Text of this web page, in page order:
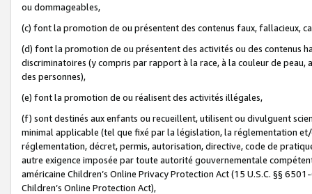
ou dommageables,
(c) font la promotion de ou présentent des contenus faux, fallacieux,
(d) font la promotion de ou présentent des activités ou des contenus
discriminatoires (y compris par rapport à la race, à la couleur de
des personnes),
(e) font la promotion de ou réalisent des activités illégales,
(f) sont destinés aux enfants ou recueillent, utilisent ou divulguent
minimal applicable (tel que fixé par la législation, la réglementation
réglementation, décret, permis, autorisation, directive, code de
autre exigence imposée par toute autorité gouvernementale
américaine Children’s Online Privacy Protection Act (15 U.S.C. §§
Children’s Online Protection Act),